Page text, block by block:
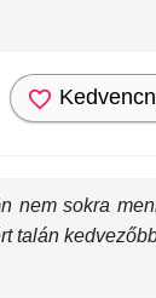
sokra
talán